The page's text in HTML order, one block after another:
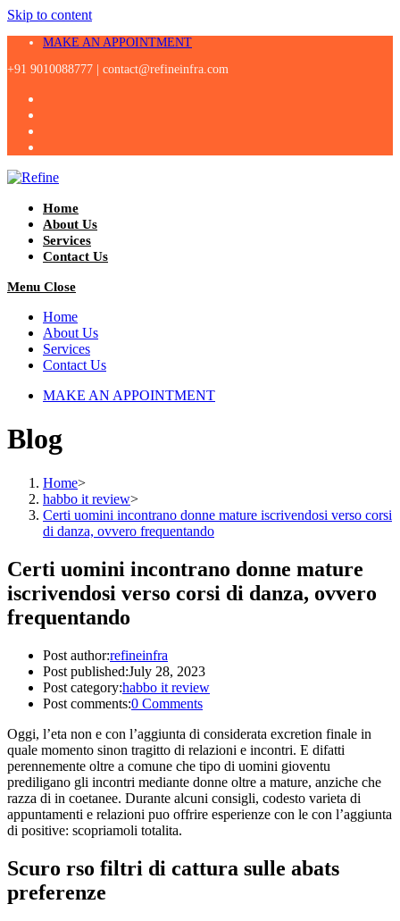
Skip to content
MAKE AN APPOINTMENT
+91 9010088777 | contact@refineinfra.com
Home
About Us
Services
Contact Us
Menu Close
Home
About Us
Services
Contact Us
MAKE AN APPOINTMENT
Blog
Home>
habbo it review>
Certi uomini incontrano donne mature iscrivendosi verso corsi
di danza, ovvero frequentando
Certi uomini incontrano donne mature
iscrivendosi verso corsi di danza, ovvero
frequentando
Post author:refineinfra
Post published:July 28, 2023
Post category:habbo it review
Post comments:0 Comments
Oggi, l’eta non e con l’aggiunta di considerata excretion finale in
quale momento sinon tragitto di relazioni e incontri. E difatti
perennemente oltre a comune che tipo di uomini gioventu
prediligano gli incontri mediante donne oltre a mature, anziche che
razza di in coetanee. Durante alcuni consigli, codesto varieta di
appuntamenti e relazioni puo offrire esperienze con le con l’aggiunta
di positive: scopriamoli totalita.
Scuro rso filtri di cattura sulle abats
preferenze